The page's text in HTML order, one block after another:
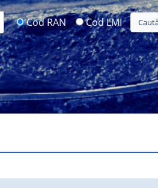
Cod RAN Cod LMI